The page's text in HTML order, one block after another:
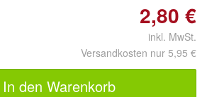
2,80 €
inkl. MwSt.
Versandkosten nur 5,95 €
In den Warenkorb